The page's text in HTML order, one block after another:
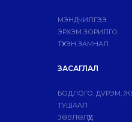
МЭНДЧИЛГЭЭ
ЭРХЭМ ЗОРИЛГО
ТҮҮХЭН ЗАМНАЛ
ЗАСАГЛАЛ
БОДЛОГО, ДVРЭМ,
ТУШААЛ
ЗӨВЛӨЛҮҮД